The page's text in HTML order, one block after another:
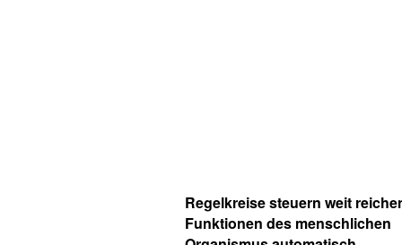
Regelkreise steuern weit
Funktionen des menschlichen